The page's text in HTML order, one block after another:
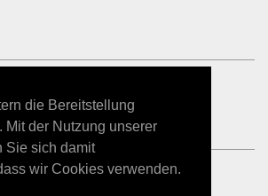
die Bereitstellung
Mit der Nutzung unserer
Sie sich damit
wir Cookies verwenden.